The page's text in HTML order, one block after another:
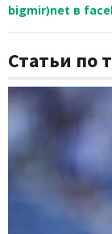
bigmir)net в
Статьи по